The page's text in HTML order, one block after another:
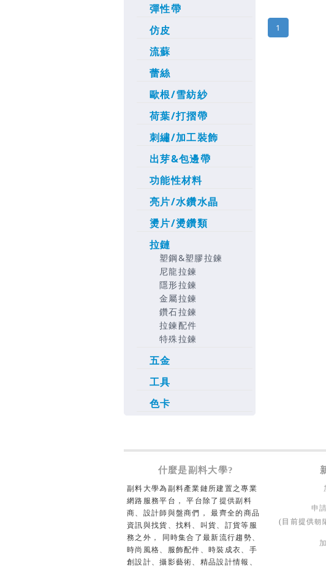
彈性帶
仿皮
流蘇
蕾絲
歐根/雪紡紗
荷葉/打摺帶
刺繡/加工裝飾
出芽&包邊帶
功能性材料
亮片/水鑽水晶
燙片/燙鑽類
拉鏈
塑鋼&塑膠拉鍊
尼龍拉鍊
隱形拉鍊
金屬拉鍊
鑽石拉鍊
拉鍊配件
特殊拉鍊
五金
工具
色卡
1
什麼是副料大學?
副料大學為副料產業鏈所建置之專業
網路服務平台， 平台除了提供副料
商、設計師與盤商們， 最齊全的商品
資訊與找貨、找料、叫貨、訂貨等服
務之外， 同時集合了最新流行趨勢、
時尚風格、服飾配件、時裝成衣、手
創設計、攝影藝術、精品設計情報、
申
(目前提供朝